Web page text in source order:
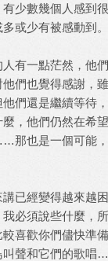
少數幾個人感到
或少有被感動到。
一點茫然，他們
們也覺得感謝，
們還是繼續等待
，他們仍然在希
那也是一個可能
經變得越來越困
必須說些什麼，
喜歡你們儘快準
聲和它們的歌唱